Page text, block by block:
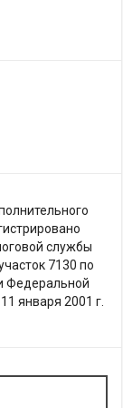
службы
7130 по
Федеральной
января 2001 г.